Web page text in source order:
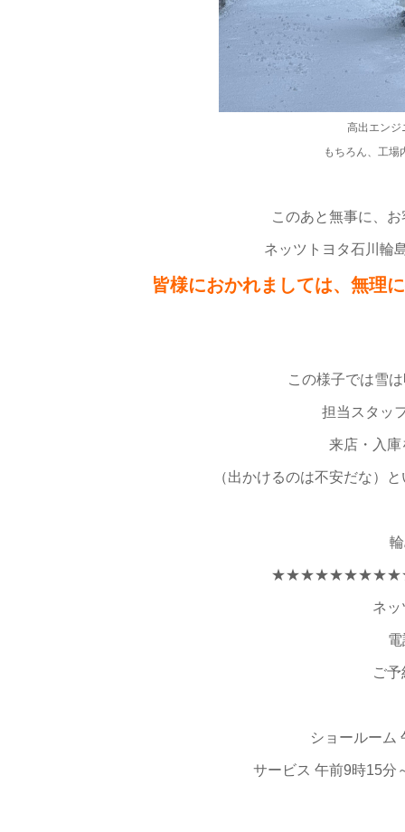
高出エンジ
もちろん、工場
このあと無事に、
ネッツトヨタ石川輪
皆様におかれましては、無理
この様子では雪
担当スタッ
来店・入
（出かけるのは不安だな）
ネッ
ご
ショールーム
サービス 午前9時15分